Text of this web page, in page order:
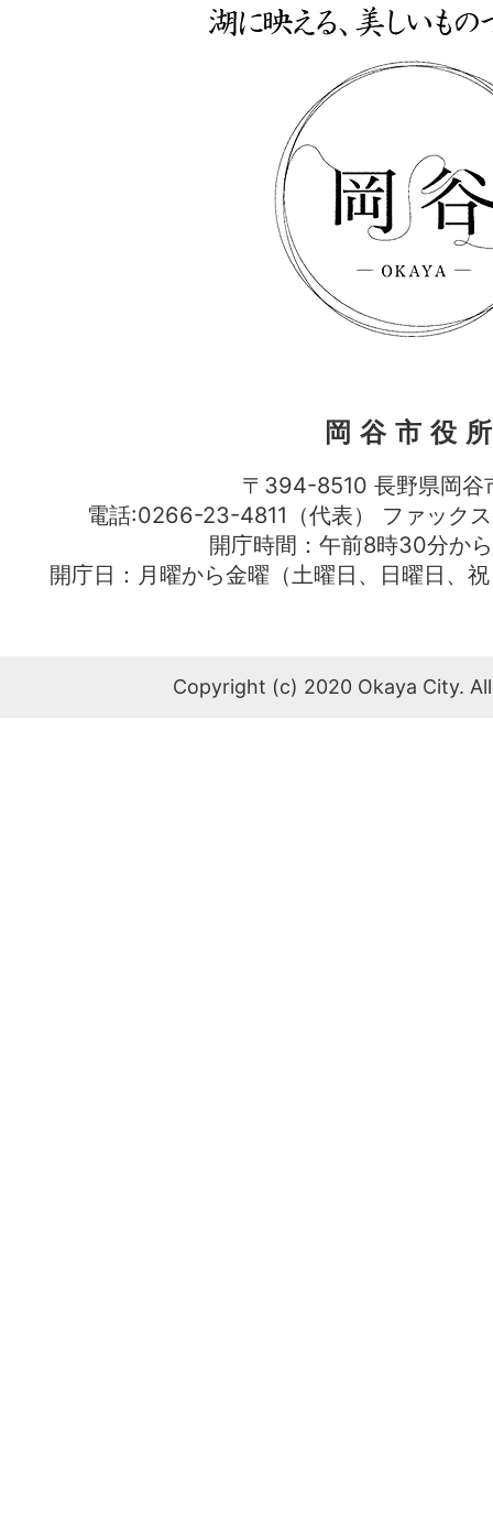
岡谷市役
〒394-8510 長野県岡谷
電話:0266-23-4811（代表） ファッ
開庁時間：午前8時30分か
開庁日：月曜から金曜（土曜日、日曜日、
Copyright (c) 2020 Okaya City.